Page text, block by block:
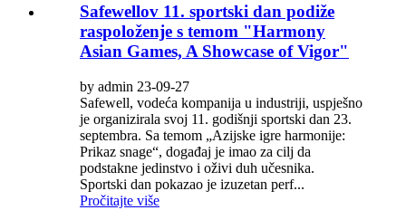
Safewellov 11. sportski dan podiže
raspoloženje s temom "Harmony
Asian Games, A Showcase of Vigor"
by admin 23-09-27
Safewell, vodeća kompanija u industriji, uspješno
je organizirala svoj 11. godišnji sportski dan 23.
septembra. Sa temom „Azijske igre harmonije:
Prikaz snage“, događaj je imao za cilj da
podstakne jedinstvo i oživi duh učesnika.
Sportski dan pokazao je izuzetan perf...
Pročitajte više